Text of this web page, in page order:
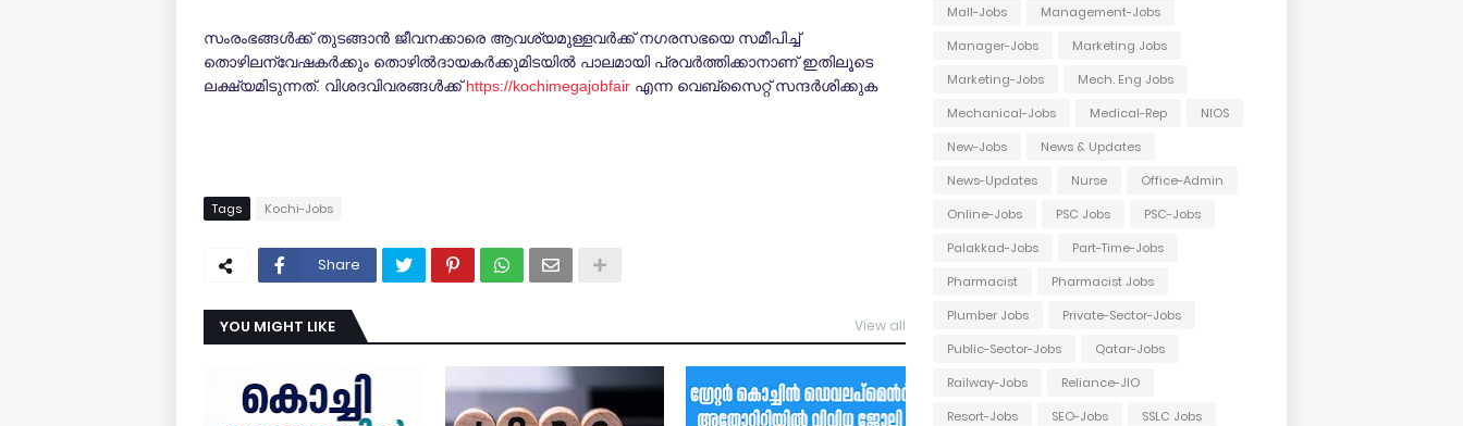
സംരംഭങ്ങള്‍ക്ക് തുടങ്ങാന്‍ ജീവനക്കാരെ ആവശ്യമുള്ളവര്‍ക്ക് നഗരസഭയെ സമീപിച്ച്
തൊഴിലന്വേഷകര്‍ക്കും തൊഴില്‍ദായകര്‍ക്കുമിടയില്‍ പാലമായി പ്രവര്‍ത്തിക്കാനാണ് ഇതിലൂടെ
ലക്ഷ്യമിടുന്നത്. വിശദവിവരങ്ങള്‍ക്ക്https://kochimegajobfair എന്ന വെബ്‌സൈറ്റ് സന്ദര്‍ശിക്കുക
Tags Kochi-Jobs
Share
YOU MIGHT LIKE View all
Mall-Jobs
Management-Jobs
Manager-Jobs
Marketing Jobs
Marketing-Jobs
Mech. Eng Jobs
Mechanical-Jobs
Medical-Rep
NIOS
New-Jobs
News & Updates
News-Updates
Nurse
Office-Admin
Online-Jobs
PSC Jobs
PSC-Jobs
Palakkad-Jobs
Part-Time-Jobs
Pharmacist
Pharmacist Jobs
Plumber Jobs
Private-Sector-Jobs
Public-Sector-Jobs
Qatar-Jobs
Railway-Jobs
Reliance-JIO
Resort-Jobs
SEO-Jobs
SSLC Jobs